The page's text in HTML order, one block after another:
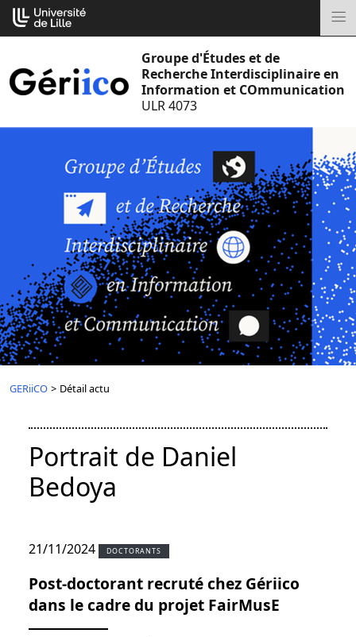
Aller
au
Groupe d'Études et de
Recherche Interdisciplinaire en
Information et COmmunication
ULR 4073
GERiiCO > Détail actu
Portrait de Daniel
Bedoya
21/11/2024 DOCTORANTS
Post-doctorant recruté chez Gériico
dans le cadre du projet FairMusE
Cookies management panel